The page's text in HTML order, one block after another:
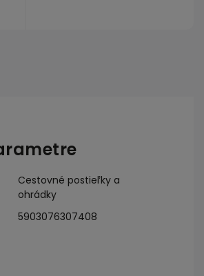
Cestovné postieľky a
ohrádky
5903076307408